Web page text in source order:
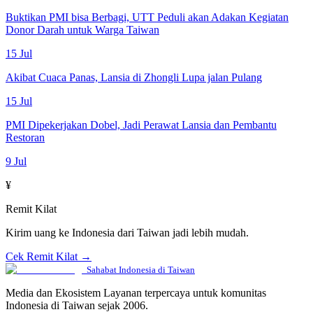
Buktikan PMI bisa Berbagi, UTT Peduli akan Adakan Kegiatan
Donor Darah untuk Warga Taiwan
15 Jul
Akibat Cuaca Panas, Lansia di Zhongli Lupa jalan Pulang
15 Jul
PMI Dipekerjakan Dobel, Jadi Perawat Lansia dan Pembantu
Restoran
9 Jul
¥
Remit Kilat
Kirim uang ke Indonesia dari Taiwan jadi lebih mudah.
Cek Remit Kilat →
Sahabat Indonesia di Taiwan
Media dan Ekosistem Layanan terpercaya untuk komunitas
Indonesia di Taiwan sejak 2006.